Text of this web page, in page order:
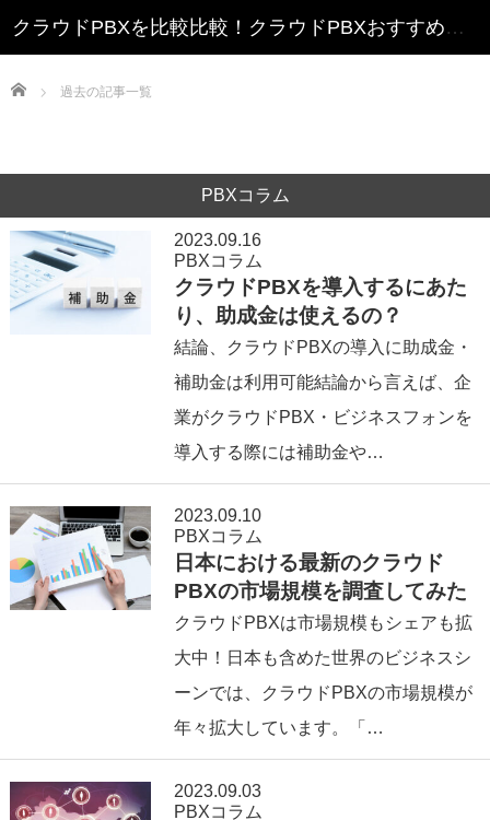
クラウドPBXを比較比較！クラウドPBXおすすめランキング
Home 過去の記事一覧
PBXコラム
2023.09.16
PBXコラム
クラウドPBXを導入するにあた
り、助成金は使えるの？
結論、クラウドPBXの導入に助成金・
補助金は利用可能結論から言えば、企
業がクラウドPBX・ビジネスフォンを
導入する際には補助金や…
2023.09.10
PBXコラム
日本における最新のクラウド
PBXの市場規模を調査してみた
クラウドPBXは市場規模もシェアも拡
大中！日本も含めた世界のビジネスシ
ーンでは、クラウドPBXの市場規模が
年々拡大しています。「…
2023.09.03
PBXコラム